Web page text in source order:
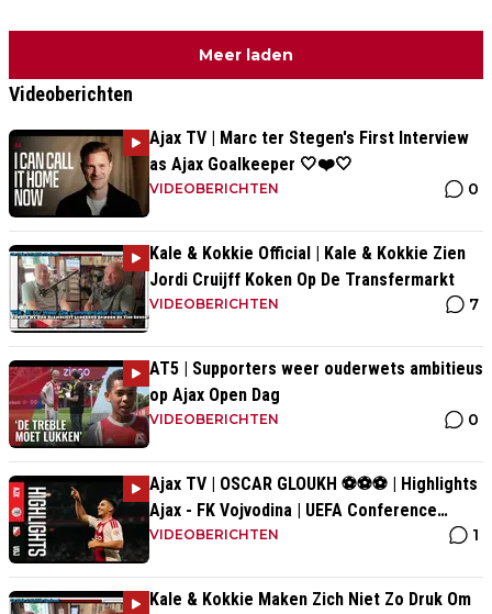
Meer laden
Videoberichten
Ajax TV | Marc ter Stegen's First Interview
as Ajax Goalkeeper 🤍❤️🤍
VIDEOBERICHTEN 0
Kale & Kokkie Official | Kale & Kokkie Zien
Jordi Cruijff Koken Op De Transfermarkt
VIDEOBERICHTEN 7
AT5 | Supporters weer ouderwets ambitieus
op Ajax Open Dag
VIDEOBERICHTEN 0
Ajax TV | OSCAR GLOUKH ⚽️⚽️⚽️ | Highlights
Ajax - FK Vojvodina | UEFA Conference
League
VIDEOBERICHTEN 1
Kale & Kokkie Maken Zich Niet Zo Druk Om